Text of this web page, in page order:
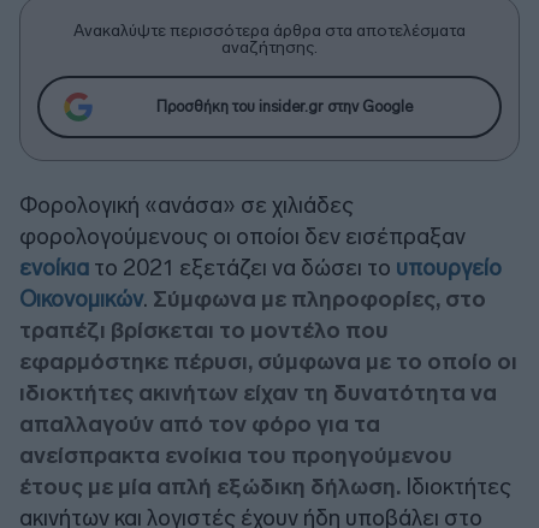
Ανακαλύψτε περισσότερα άρθρα στα αποτελέσματα
αναζήτησης.
Προσθήκη του insider.gr στην Google
Φορολογική «ανάσα» σε χιλιάδες
φορολογούμενους οι οποίοι δεν εισέπραξαν
ενοίκια το 2021 εξετάζει να δώσει το υπουργείο
Οικονομικών. Σύμφωνα με πληροφορίες, στο
τραπέζι βρίσκεται το μοντέλο που
εφαρμόστηκε πέρυσι, σύμφωνα με το οποίο οι
ιδιοκτήτες ακινήτων είχαν τη δυνατότητα να
απαλλαγούν από τον φόρο για τα
ανείσπρακτα ενοίκια του προηγούμενου
έτους με μία απλή εξώδικη δήλωση. Ιδιοκτήτες
ακινήτων και λογιστές έχουν ήδη υποβάλει στο